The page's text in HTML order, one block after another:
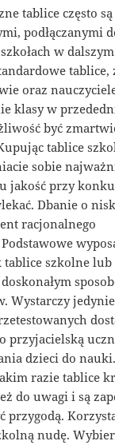
tablice często
podłączanymi
w
tablice,
oraz
klasy w
być
tablice
sobie
jakość przy
Dbanie o
racjonalnego
szkolne lub
Wystarczy
przyjacielską
dzieci do
razie tablice
do uwagi i są
przygodą.
nudę.